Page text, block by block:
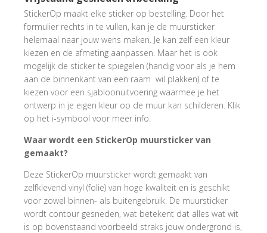
StickerOp maakt elke sticker op bestelling. Door het
formulier rechts in te vullen, kan je de muursticker
helemaal naar jouw wens maken. Je kan zelf een kleur
kiezen en de afmeting aanpassen. Maar het is ook
mogelijk de sticker te spiegelen (handig voor als je hem
aan de binnenkant van een raam wil plakken) of te
kiezen voor een sjabloonuitvoering waarmee je het
ontwerp in je eigen kleur op de muur kan schilderen. Klik
op het i-symbool voor meer info.
Waar wordt een StickerOp muursticker van
gemaakt?
Deze StickerOp muursticker wordt gemaakt van
zelfklevend vinyl (folie) van hoge kwaliteit en is geschikt
voor zowel binnen- als buitengebruik. De muursticker
wordt contour gesneden, wat betekent dat alles wat wit
is op bovenstaand voorbeeld straks jouw ondergrond is,